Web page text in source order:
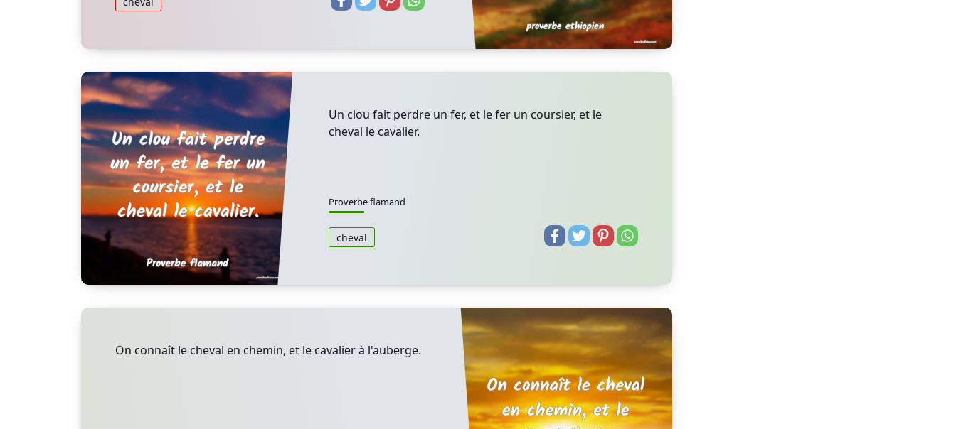
Un clou fait perdre un fer, et le fer un coursier, et le
cheval le cavalier.
Proverbe flamand
cheval
On connaît le cheval en chemin, et le cavalier à l'auberge.